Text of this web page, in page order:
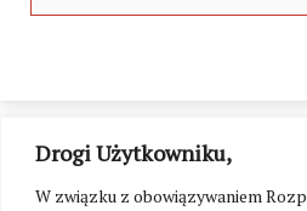
Drogi Użytkowniku,
W związku z obowiązywaniem